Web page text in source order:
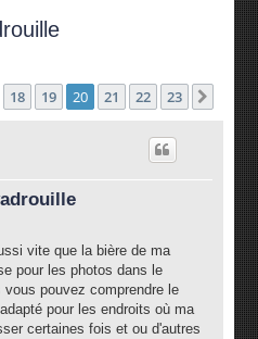
23
18 19 20 21 22 23
vite que la bière de ma
pour les photos dans le
pouvez comprendre le
pour les endroits où ma
certaines fois et ou d'autres